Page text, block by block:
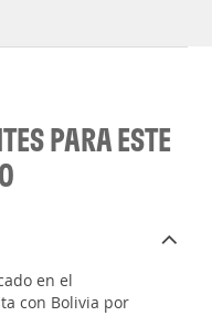
PARA ESTE
en el
con Bolivia por